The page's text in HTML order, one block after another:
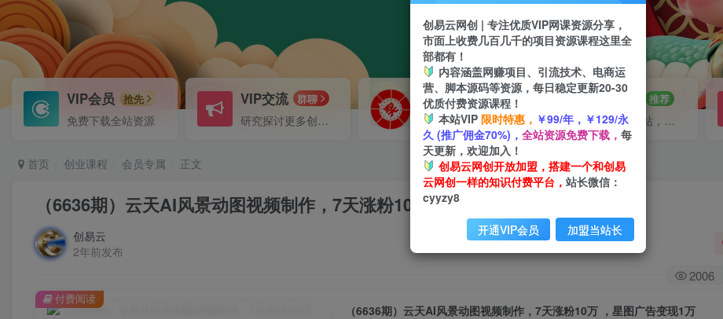
VIP会员 抢先
免费下载全站资源
VIP交流 群聊
研究探讨更多创业项目路子。
VIP推广
70%分佣
会员专属推广链接
招募站长 推荐
搭建同款网站，自己当老板
首页 创业课程 会员专属 正文
（6636期）云天AI风景动图视频制作，7天涨粉10万 ，星图广告变现1万
创易云
2年前发布
2006
（6636期）云天AI风景动图视频制作，7天涨粉10万 ，星图广告变现1万
付费阅读
创易云网创 | 专注优质VIP网课资源分享，
市面上收费几百几千的项目资源课程这里全
部都有！
内容涵盖网赚项目、引流技术、电商运
营、脚本源码等资源，每日稳定更新20-30
优质付费资源课程！
本站VIP 限时特惠， ￥99/年，￥129/永
久 (推广佣金70%)， 全站资源免费下载， 每
天更新，欢迎加入！
创易云网创开放加盟，搭建一个和创易
云网创一样的知识付费平台， 站长微信：
cyyzy8
开通VIP会员 加盟当站长